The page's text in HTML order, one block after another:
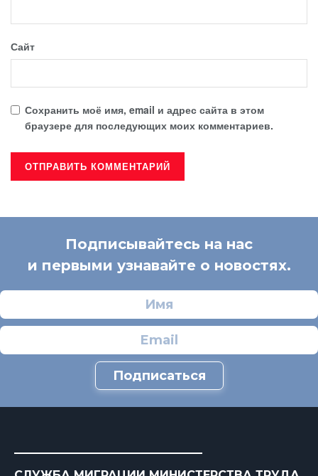
Сайт
Сохранить моё имя, email и адрес сайта в этом
браузере для последующих моих комментариев.
Подписывайтесь на нас
и первыми узнавайте о новостях.
Подписаться